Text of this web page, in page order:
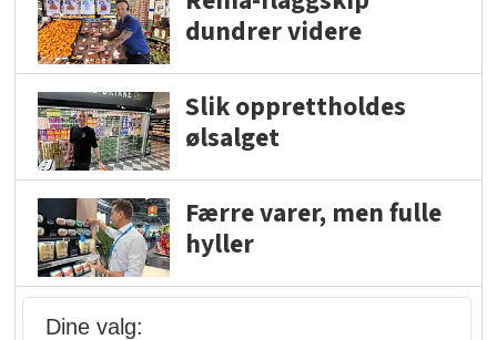
dundrer videre
Slik opprettholdes
ølsalget
Færre varer, men fulle
hyller
Dine valg: